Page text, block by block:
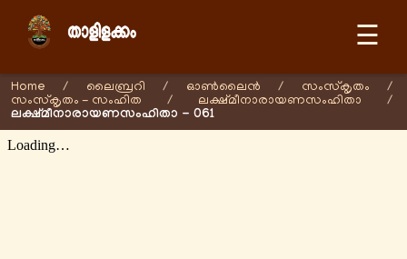
☰
Home / ലൈബ്രറി / ഓണ്‍ലൈന്‍ / സംസ്കൃതം
/
സംസ്കൃതം - സംഹിത
/ ലക്ഷ്മീനാരായണസംഹിതാ /
ലക്ഷ്മീനാരായണസംഹിതാ - 061